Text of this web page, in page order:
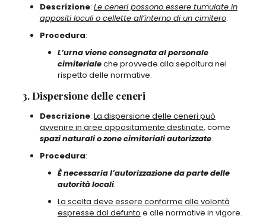
Descrizione: Le ceneri possono essere tumulate in
appositi loculi o cellette all’interno di un cimitero.
Procedura:
L’urna viene consegnata al personale
cimiterialeche provvede alla sepoltura nel
rispetto delle normative.
3. Dispersione delle ceneri
Descrizione: La dispersione delle ceneri può
avvenire in aree appositamente destinate, come
spazi naturali o zone cimiteriali autorizzate.
Procedura:
È necessaria l’autorizzazione da parte delle
autorità locali.
La scelta deve essere conforme alle volontà
espresse dal defunto e alle normative in vigore.